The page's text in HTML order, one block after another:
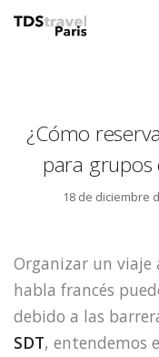
¿Cómo
para grupos
18 de diciembre
Organizar un viaje
habla francés
debido a las
SDT, entendemos